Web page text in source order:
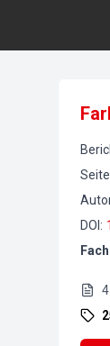
Seite
DOI :
4